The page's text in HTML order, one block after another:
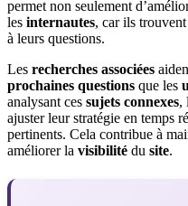
permet non seulement
les internautes, car ils
à leurs questions.
Les recherches associées
prochaines questions que les
analysant ces sujets connexes,
ajuster leur stratégie en temps
pertinents. Cela contribue à
améliorer la visibilité du site.